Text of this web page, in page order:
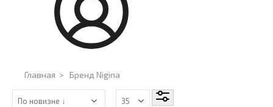
Главная > Бренд Nigina